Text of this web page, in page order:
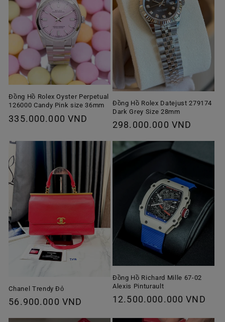
Đồng Hồ Rolex Oyster Perpetual
126000 Candy Pink size 36mm
Giá
thường
335.000.000 VND
Đồng Hồ Rolex Datejust 279174
Dark Grey Size 28mm
Giá
thường
298.000.000 VND
Chanel Trendy Đỏ
Giá
56.900.000 VND
Đồng Hồ Richard Mille 67-02
Alexis Pinturault
Giá
12.500.000.000 VND